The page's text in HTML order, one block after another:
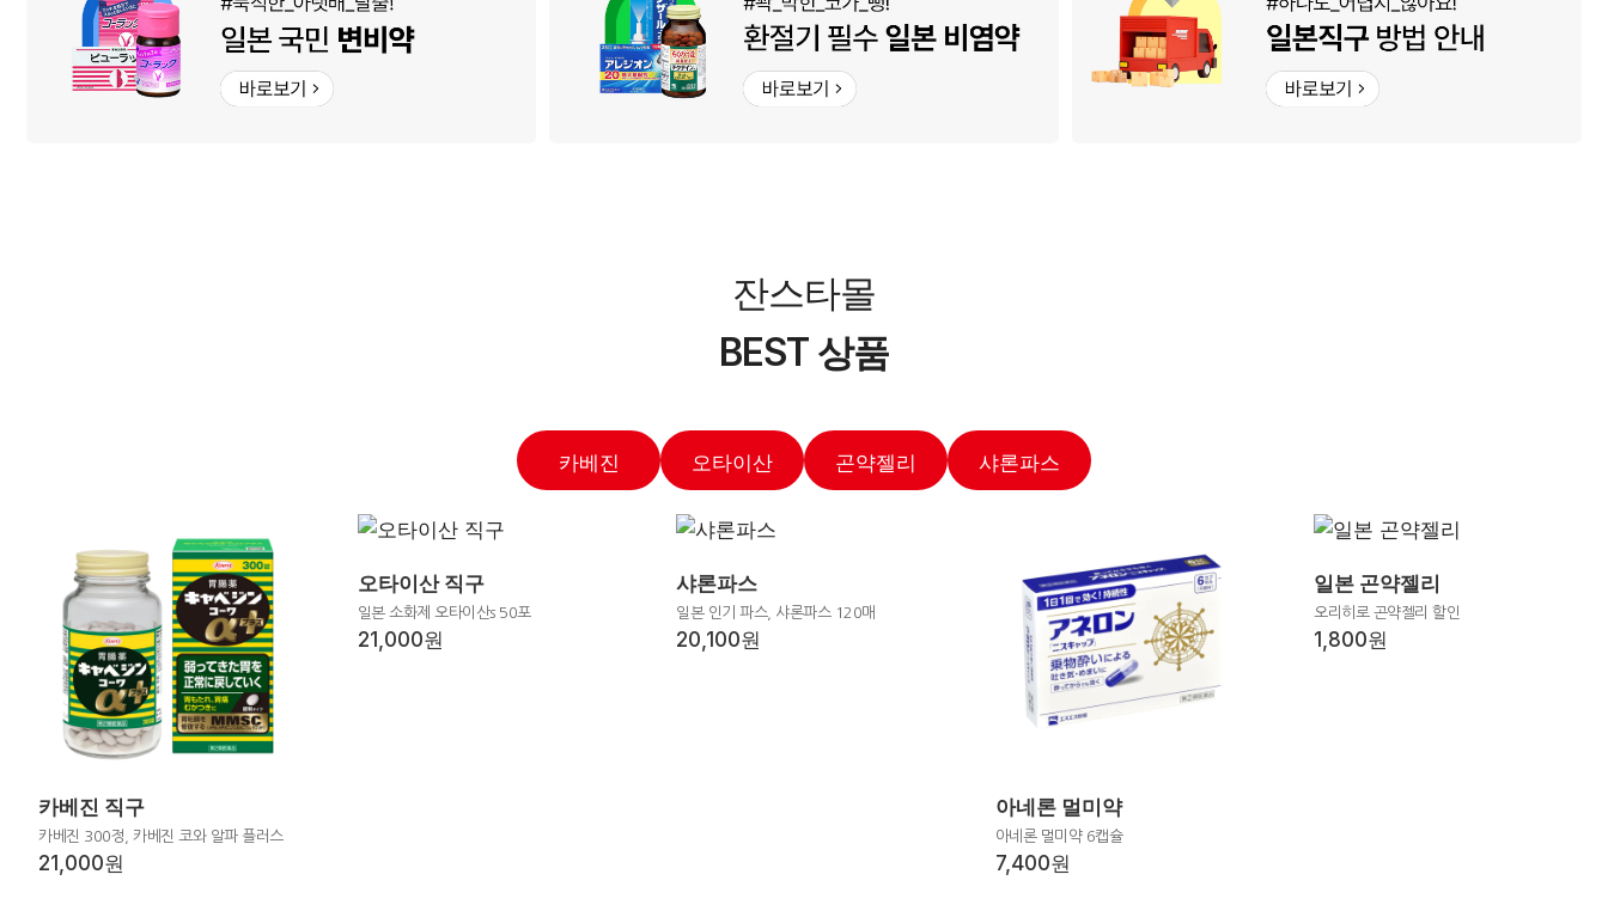
잔스타몰
BEST 상품
카베진 오타이산 곤약젤리 샤론파스
카베진 직구
카베진 300정, 카베진 코와 알파 플러스
21,000원
오타이산 직구
일본 소화제 오타이산s 50포
21,000원
샤론파스
일본 인기 파스, 샤론파스 120매
20,100원
아네론 멀미약
아네론 멀미약 6캡슐
7,400원
일본 곤약젤리
오리히로 곤약젤리 할인
1,800원